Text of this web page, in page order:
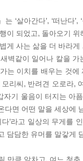
는 ‘살아간다’, ‘떠난
이 되었고, 돌아오기
게 사는 삶을 더 바라게
벽같이 일어나 칼을
는 이치를 배우는 것
리씨, 반려견 오로라,
자기 울음이 터지는 아
다면 어떤 말을 세상
다’라고 일상의 무게를
담담한 유머를 말갛게
만큼 알차고, 여느 청